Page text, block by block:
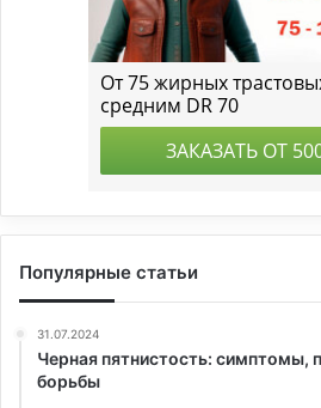
Популярные статьи
31.07.2024
Черная пятнистость: симптомы,
борьбы